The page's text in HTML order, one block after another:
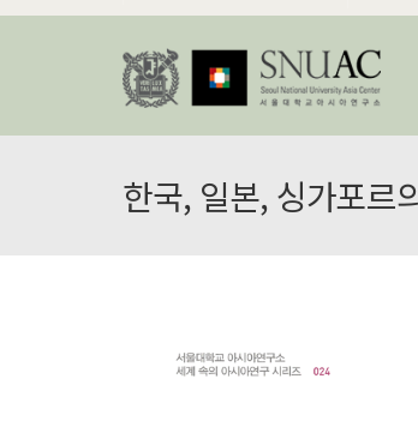
한국, 일본, 싱가포르